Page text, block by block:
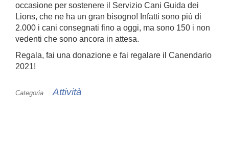
occasione per sostenere il Servizio Cani Guida dei
Lions, che ne ha un gran bisogno! Infatti sono più di
2.000 i cani consegnati fino a oggi, ma sono 150 i non
vedenti che sono ancora in attesa.
Regala, fai una donazione e fai regalare il Canendario
2021!
Categoria Attività